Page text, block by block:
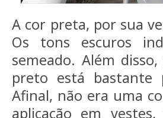
A cor preta, por sua
Os tons escuros
semeado. Além
preto está bastante
Afinal, não era uma
aplicação em